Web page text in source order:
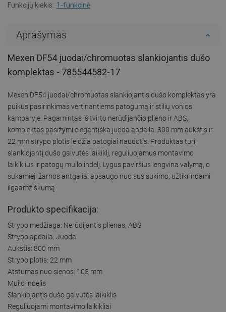
Funkcijų kiekis: 1-funkcinė
Aprašymas
Mexen DF54 juodai/chromuotas slankiojantis dušo
komplektas - 785544582-17
Mexen DF54 juodai/chromuotas slankiojantis dušo komplektas yra
puikus pasirinkimas vertinantiems patogumą ir stilių vonios
kambaryje. Pagamintas iš tvirto nerūdijančio plieno ir ABS,
komplektas pasižymi elegantiška juoda apdaila. 800 mm aukštis ir
22 mm strypo plotis leidžia patogiai naudotis. Produktas turi
slankiojantį dušo galvutės laikiklį, reguliuojamus montavimo
laikiklius ir patogų muilo indelį. Lygus paviršius lengvina valymą, o
sukamieji žarnos antgaliai apsaugo nuo susisukimo, užtikrindami
ilgaamžiškumą.
Produkto specifikacija:
Strypo medžiaga: Nerūdijantis plienas, ABS
Strypo apdaila: Juoda
Aukštis: 800 mm
Strypo plotis: 22 mm
Atstumas nuo sienos: 105 mm
Muilo indelis
Slankiojantis dušo galvutės laikiklis
Reguliuojami montavimo laikikliai